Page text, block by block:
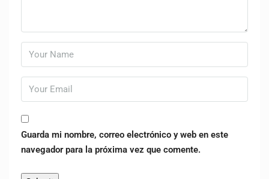
Guarda mi nombre, correo electrónico y web en este
navegador para la próxima vez que comente.